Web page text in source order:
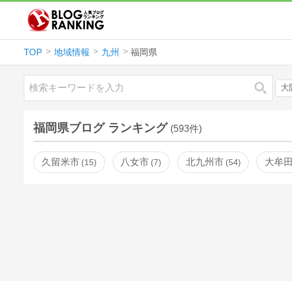
TOP 地域情報 九州 福岡県
検索 大
福岡県ブログ ランキング (593件)
久留米市 15 八女市 7 北九州市 54 大牟